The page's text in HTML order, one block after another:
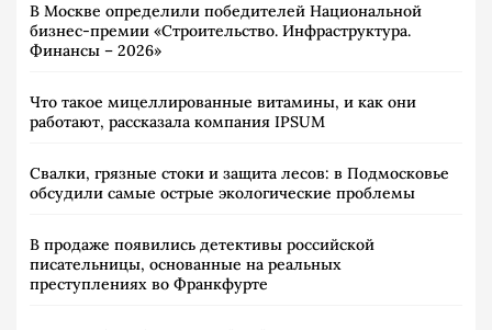
В Москве определили победителей Национальной
бизнес-премии «Строительство. Инфраструктура.
Финансы – 2026»
Что такое мицеллированные витамины, и как они
работают, рассказала компания IPSUM
Свалки, грязные стоки и защита лесов: в Подмосковье
обсудили самые острые экологические проблемы
В продаже появились детективы российской
писательницы, основанные на реальных
преступлениях во Франкфурте